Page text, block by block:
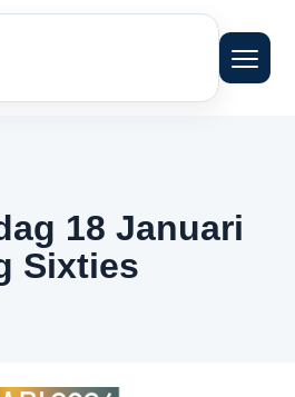
Menu
18 Januari
Sixties